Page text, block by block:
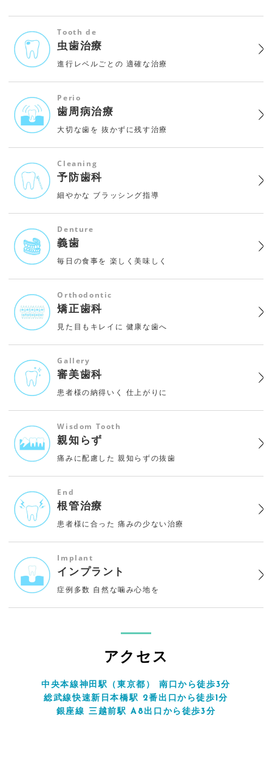
Tooth de
虫歯治療
進行レベルごとの 適確な治療
Perio
歯周病治療
大切な歯を 抜かずに残す治療
Cleaning
予防歯科
細やかな ブラッシング指導
Denture
義歯
毎日の食事を 楽しく美味しく
Orthodontic
矯正歯科
見た目もキレイに 健康な歯へ
Gallery
審美歯科
患者様の納得いく 仕上がりに
Wisdom Tooth
親知らず
痛みに配慮した 親知らずの抜歯
End
根管治療
患者様に合った 痛みの少ない治療
Implant
インプラント
症例多数 自然な噛み心地を
アクセス
中央本線神田駅（東京都） 南口から徒歩3分
総武線快速新日本橋駅 2番出口から徒歩1分
銀座線 三越前駅 A8出口から徒歩3分